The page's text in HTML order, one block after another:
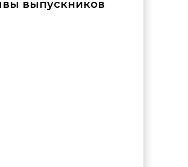
выпускников